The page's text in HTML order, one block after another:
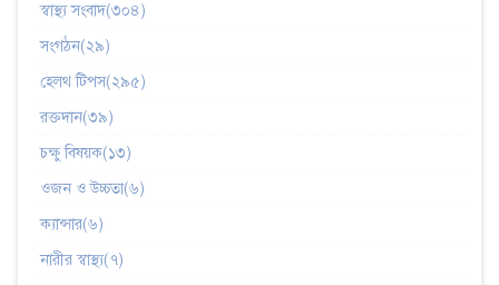
স্বাস্থ্য সংবাদ(৩০৪)
সংগঠন(২৯)
হেলথ টিপস(২৯৫)
রক্তদান(৩৯)
চক্ষু বিষয়ক(১৩)
ওজন ও উচ্চতা(৬)
ক্যান্সার(৬)
নারীর স্বাস্থ্য(৭)